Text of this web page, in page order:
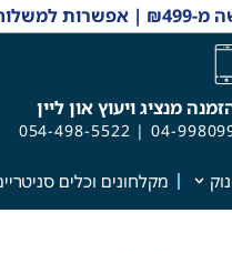
04-9980997
מנציג ויעוץ און ליין
04-
|
054-498-5522
מקלחונים וכלים